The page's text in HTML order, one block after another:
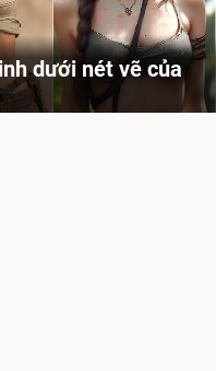
dưới nét vẽ của